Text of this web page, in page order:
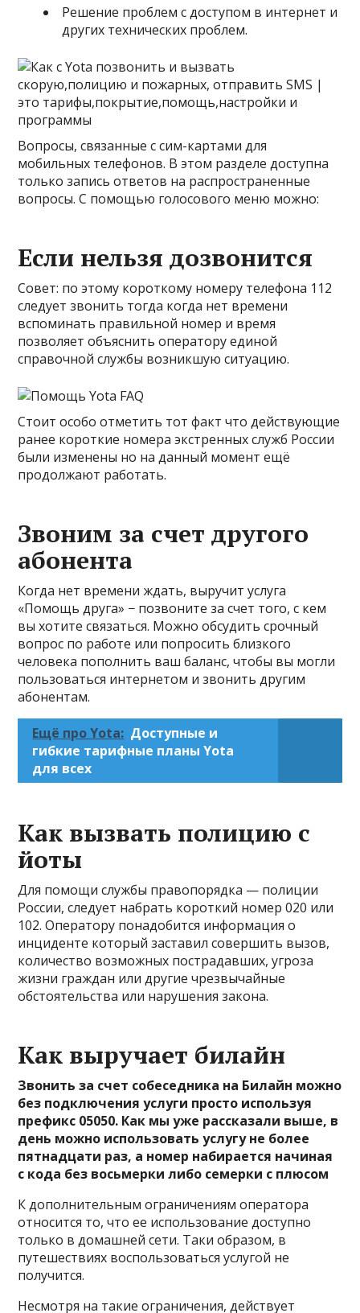
Решение проблем с доступом в интернет и
других технических проблем.
Вопросы, связанные с сим-картами для
мобильных телефонов. В этом разделе доступна
только запись ответов на распространенные
вопросы. С помощью голосового меню можно:
Если нельзя дозвонится
Совет: по этому короткому номеру телефона 112
следует звонить тогда когда нет времени
вспоминать правильной номер и время
позволяет объяснить оператору единой
справочной службы возникшую ситуацию.
Стоит особо отметить тот факт что действующие
ранее короткие номера экстренных служб России
были изменены но на данный момент ещё
продолжают работать.
Звоним за счет другого
абонента
Когда нет времени ждать, выручит услуга
«Помощь друга» − позвоните за счет того, с кем
вы хотите связаться. Можно обсудить срочный
вопрос по работе или попросить близкого
человека пополнить ваш баланс, чтобы вы могли
пользоваться интернетом и звонить другим
абонентам.
Ещё про Yota: Доступные и
гибкие тарифные планы Yota
для всех
Как вызвать полицию с
йоты
Для помощи службы правопорядка — полиции
России, следует набрать короткий номер 020 или
102. Оператору понадобится информация о
инциденте который заставил совершить вызов,
количество возможных пострадавших, угроза
жизни граждан или другие чрезвычайные
обстоятельства или нарушения закона.
Как выручает билайн
Звонить за счет собеседника на Билайн можно
без подключения услуги просто используя
префикс 05050. Как мы уже рассказали выше, в
день можно использовать услугу не более
пятнадцати раз, а номер набирается начиная
с кода без восьмерки либо семерки с плюсом
К дополнительным ограничениям оператора
относится то, что ее использование доступно
только в домашней сети. Таки образом, в
путешествиях воспользоваться услугой не
получится.
Несмотря на такие ограничения, действует